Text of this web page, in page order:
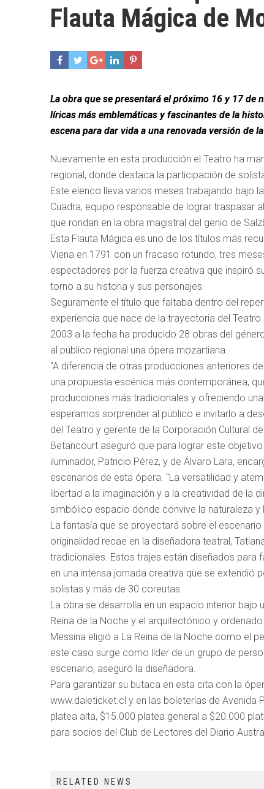
Flauta Mágica de
La obra que se presentará el próximo 16 y 17 de
líricas más emblemáticas y fascinantes de la
escena para dar vida a una renovada versión de
Nuevamente en esta producción el Teatro ha
regional, donde destaca la participación de
Este elenco lleva varios meses trabajando bajo
Cuadra, equipo responsable de lograr traspasar
que rondan en la obra magistral del genio de
Esta Flauta Mágica es uno de los títulos más
Viena en 1791 con un fracaso rotundo, tres
espectadores por la fuerza creativa que inspiró
torno a su historia y sus personajes.
Seguramente el título que faltaba dentro del
experiencia que nace de la trayectoria del
2003 a la fecha ha producido 28 obras del
al público regional una ópera mozartiana.
“A diferencia de otras producciones anteriores
una propuesta escénica más contemporánea,
producciones más tradicionales y ofreciendo
esperamos sorprender al público e invitarlo a
del Teatro y gerente de la Corporación Cultural
Betancourt aseguró que para lograr este
iluminador, Patricio Pérez, y de Álvaro Lara,
escenarios de esta ópera. “La versatilidad y
libertad a la imaginación y a la creatividad de la
simbólico espacio donde convive la naturaleza
La fantasía que se proyectará sobre el
originalidad recae en la diseñadora teatral,
tradicionales. Estos trajes están diseñados para
en una intensa jornada creativa que se extendió
solistas y más de 30 coreutas.
La obra se desarrolla en un espacio interior
Reina de la Noche y el arquitectónico y
Messina eligió a La Reina de la Noche como el
este caso surge como líder de un grupo de
escenario, aseguró la diseñadora.
Para garantizar su butaca en esta cita con la
www.daleticket.cl y en las boleterías de Avenida
platea alta, $15.000 platea general a $20.000
para socios del Club de Lectores del Diario
RELATED NEWS